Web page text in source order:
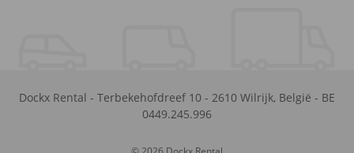
Dockx Rental - Terbekehofdreef 10 - 2610 Wilrijk, België - BE
0449.245.996